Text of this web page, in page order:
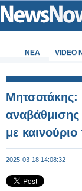
ΝΕΑ VIDEO
Μητσοτάκης:
αναβάθμισης
με καινούριο
2025-03-18 14:08:32